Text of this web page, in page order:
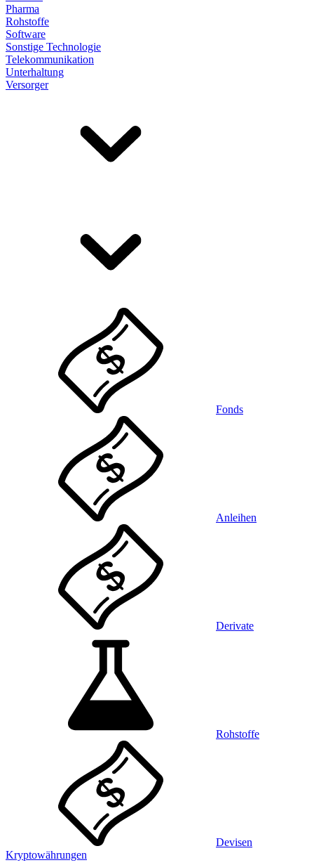
Pharma
Rohstoffe
Software
Sonstige Technologie
Telekommunikation
Unterhaltung
Versorger
Fonds
Anleihen
Derivate
Rohstoffe
Devisen
Kryptowährungen